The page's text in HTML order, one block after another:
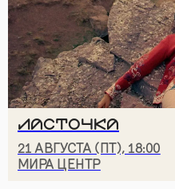
ЛАСТОЧКА
21 АВГУСТА (ПТ), 18:00
МИРА ЦЕНТР